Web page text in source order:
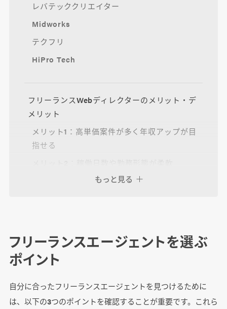
レバテッククリエイター
Midworks
テクフリ
HiPro Tech
フリーランスWebディレクターのメリット・デ
メリット
メリット1：高単価案件が多く年収アップが目
指せる
メリット3：多様な経験を積むことでスキルア
増える
デメリット3：収入の不安定さ
未経験でもOK？Webディレクター案件獲得のキ
もっと見る
フリーランスエージェントを選ぶ
ポイント
自分に合ったフリーランスエージェントを見つけるために
は、以下の3つのポイントを確認することが重要です。これら